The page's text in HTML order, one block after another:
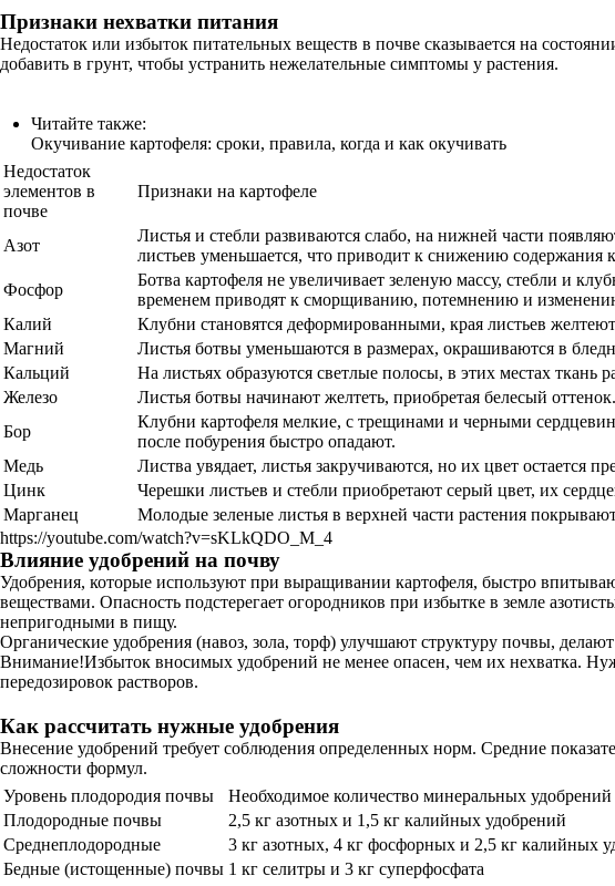
Признаки нехватки питания
Недостаток или избыток питательных веществ в почве сказывается на
добавить в грунт, чтобы устранить нежелательные симптомы у растения.
Читайте также:
Окучивание картофеля: сроки, правила, когда и как окучивать
Недостаток
элементов в
почве
Признаки на картофеле
Азот
Листья и стебли развиваются слабо, на нижней части
листьев уменьшается, что приводит к снижению содержания
Фосфор
Ботва картофеля не увеличивает зеленую массу, стебли и
временем приводят к сморщиванию, потемнению и
Калий
Клубни становятся деформированными, края листьев
Магний
Листья ботвы уменьшаются в размерах, окрашиваются в
Кальций
На листьях образуются светлые полосы, в этих местах
Железо
Листья ботвы начинают желтеть, приобретая белесый оттенок.
Бор
Клубни картофеля мелкие, с трещинами и черными
после побурения быстро опадают.
Медь
Листва увядает, листья закручиваются, но их цвет остается
Цинк
Черешки листьев и стебли приобретают серый цвет, их
Марганец
Молодые зеленые листья в верхней части растения
https://youtube.com/watch?v=sKLkQDO_M_4
Влияние удобрений на почву
Удобрения, которые используют при выращивании картофеля, быстро
веществами. Опасность подстерегает огородников при избытке в земле
непригодными в пищу.
Органические удобрения (навоз, зола, торф) улучшают структуру почвы,
Внимание!Избыток вносимых удобрений не менее опасен, чем их нехватка.
передозировок растворов.
Как рассчитать нужные удобрения
Внесение удобрений требует соблюдения определенных норм. Средние
сложности формул.
Уровень плодородия почвы
Необходимое количество минеральных удобрений
Плодородные почвы
2,5 кг азотных и 1,5 кг калийных удобрений
Среднеплодородные
3 кг азотных, 4 кг фосфорных и 2,5 кг калийных
Бедные (истощенные) почвы 1 кг селитры и 3 кг суперфосфата